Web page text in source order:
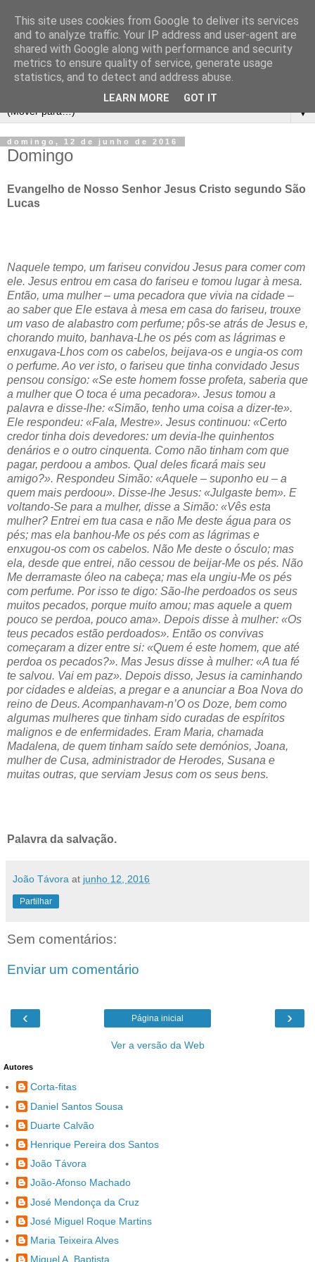
▼
domingo, 12 de junho de 2016
Domingo
Evangelho de Nosso Senhor Jesus Cristo segundo São
Lucas
Naquele tempo, um fariseu convidou Jesus para comer com
ele. Jesus entrou em casa do fariseu e tomou lugar à mesa.
Então, uma mulher – uma pecadora que vivia na cidade –
ao saber que Ele estava à mesa em casa do fariseu, trouxe
um vaso de alabastro com perfume; pôs-se atrás de Jesus e,
chorando muito, banhava-Lhe os pés com as lágrimas e
enxugava-Lhos com os cabelos, beijava-os e ungia-os com
o perfume. Ao ver isto, o fariseu que tinha convidado Jesus
pensou consigo: «Se este homem fosse profeta, saberia que
a mulher que O toca é uma pecadora». Jesus tomou a
palavra e disse-lhe: «Simão, tenho uma coisa a dizer-te».
Ele respondeu: «Fala, Mestre». Jesus continuou: «Certo
credor tinha dois devedores: um devia-lhe quinhentos
denários e o outro cinquenta. Como não tinham com que
pagar, perdoou a ambos. Qual deles ficará mais seu
amigo?». Respondeu Simão: «Aquele – suponho eu – a
quem mais perdoou». Disse-lhe Jesus: «Julgaste bem». E
voltando-Se para a mulher, disse a Simão: «Vês esta
mulher? Entrei em tua casa e não Me deste água para os
pés; mas ela banhou-Me os pés com as lágrimas e
enxugou-os com os cabelos. Não Me deste o ósculo; mas
ela, desde que entrei, não cessou de beijar-Me os pés. Não
Me derramaste óleo na cabeça; mas ela ungiu-Me os pés
com perfume. Por isso te digo: São-lhe perdoados os seus
muitos pecados, porque muito amou; mas aquele a quem
pouco se perdoa, pouco ama». Depois disse à mulher: «Os
teus pecados estão perdoados». Então os convivas
começaram a dizer entre si: «Quem é este homem, que até
perdoa os pecados?». Mas Jesus disse à mulher: «A tua fé
te salvou. Vai em paz». Depois disso, Jesus ia caminhando
por cidades e aldeias, a pregar e a anunciar a Boa Nova do
reino de Deus. Acompanhavam-n’O os Doze, bem como
algumas mulheres que tinham sido curadas de espíritos
malignos e de enfermidades. Eram Maria, chamada
Madalena, de quem tinham saído sete demónios, Joana,
mulher de Cusa, administrador de Herodes, Susana e
muitas outras, que serviam Jesus com os seus bens.
Palavra da salvação.
João Távora at junho 12, 2016
Partilhar
Sem comentários:
Enviar um comentário
‹ ›
Página inicial
Ver a versão da Web
Autores
Corta-fitas
Daniel Santos Sousa
Duarte Calvão
Henrique Pereira dos Santos
João Távora
João-Afonso Machado
José Mendonça da Cruz
José Miguel Roque Martins
Maria Teixeira Alves
Miguel A. Baptista
This site uses cookies from Google to deliver its services
and to analyze traffic. Your IP address and user-agent are
shared with Google along with performance and security
metrics to ensure quality of service, generate usage
statistics, and to detect and address abuse.
LEARN MORE GOT IT